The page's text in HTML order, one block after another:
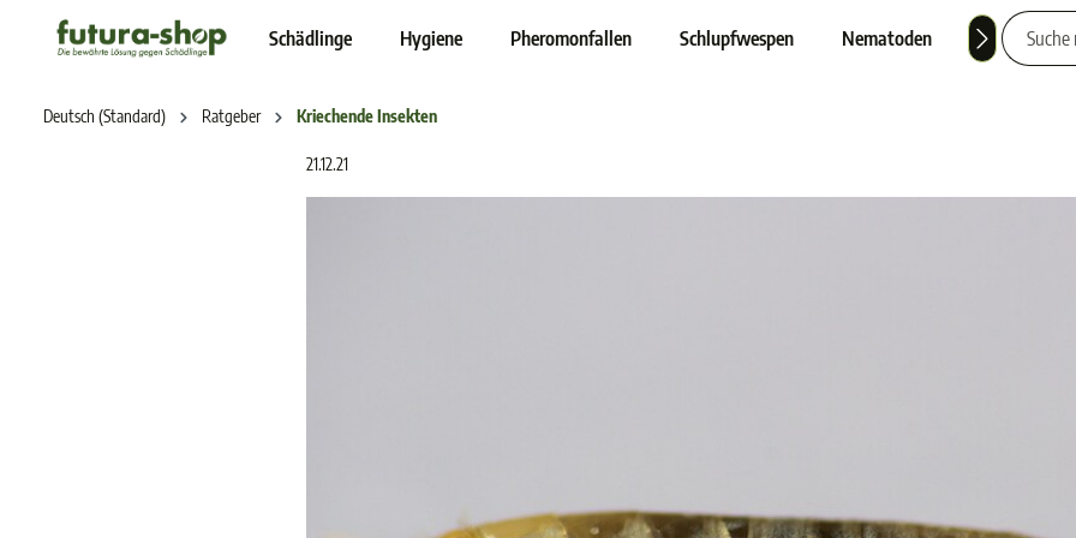
springen Schädlinge Hygiene Pheromonfallen Schlupfwespen Nematoden Nützlinge
Deutsch (Standard) Ratgeber Kriechende Insekten
21.12.21